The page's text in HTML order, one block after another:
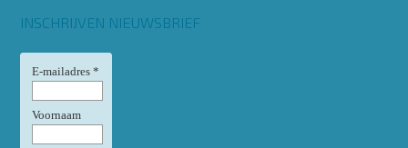
INSCHRIJVEN NIEUWSBRIEF